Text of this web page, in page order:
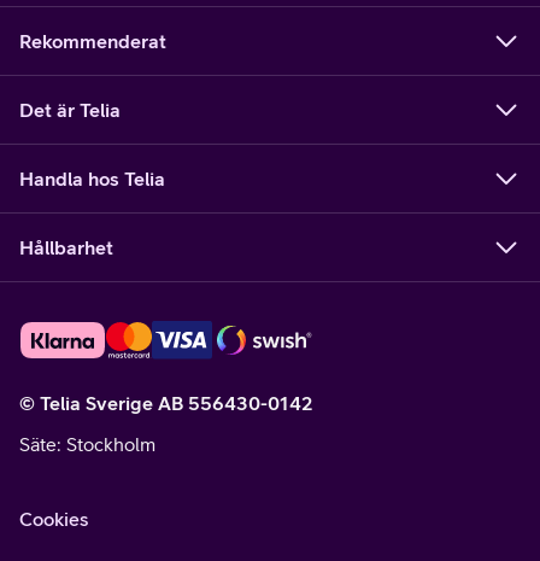
Rekommenderat
Det är Telia
Handla hos Telia
Hållbarhet
© Telia Sverige AB 556430-0142
Säte: Stockholm
Cookies